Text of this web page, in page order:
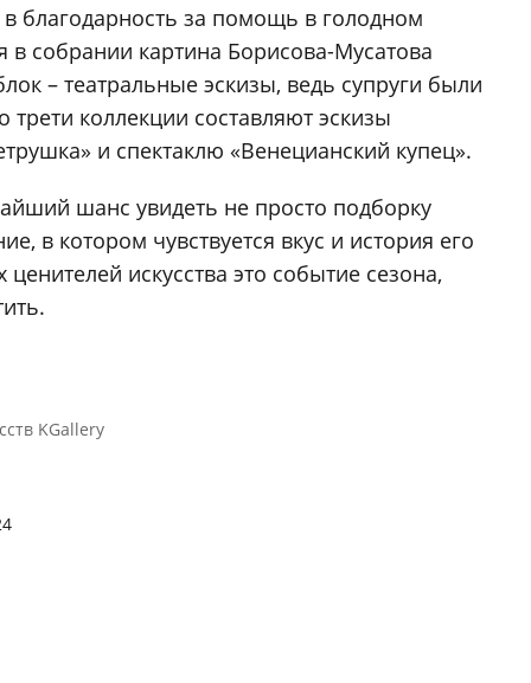
благодарность за помощь в голодном
в собрании картина Борисова-Мусатова
– театральные эскизы, ведь супруги были
коллекции составляют эскизы
и спектаклю «Венецианский купец».
шанс увидеть не просто подборку
в котором чувствуется вкус и история его
ценителей искусства это событие сезона,
KGallery